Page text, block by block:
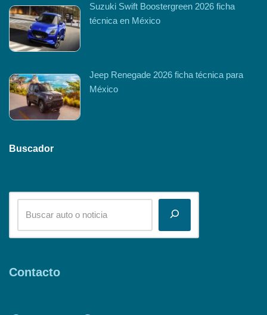
Suzuki Swift Boostergreen 2026 ficha
técnica en México
Jeep Renegade 2026 ficha técnica para
México
Buscador
Contacto